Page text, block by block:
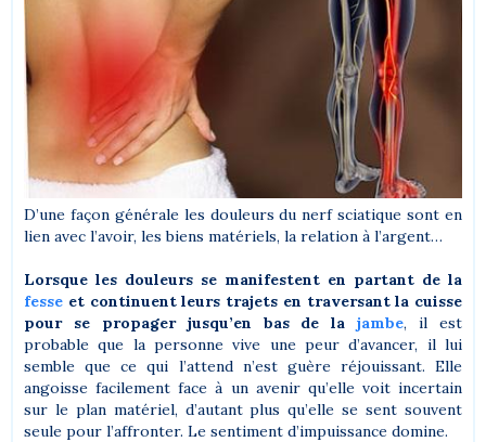
D’une façon générale les douleurs du nerf sciatique sont en
lien avec l’avoir, les biens matériels, la relation à l’argent…
Lorsque les douleurs se manifestent en partant de la
fesse et continuent leurs trajets en traversant la cuisse
pour se propager jusqu’en bas de lajambe, il est
probable que la personne vive une peur d’avancer, il lui
semble que ce qui l’attend n’est guère réjouissant. Elle
angoisse facilement face à un avenir qu’elle voit incertain
sur le plan matériel, d’autant plus qu’elle se sent souvent
seule pour l’affronter. Le sentiment d’impuissance domine.